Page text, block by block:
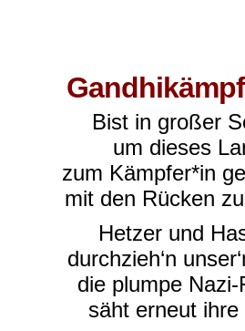
Bist in großer
um dieses
zum Kämpfer*in
mit den Rücken
Hetzer und
durchzieh‘n
die plumpe Nazi-
säht erneut ihre